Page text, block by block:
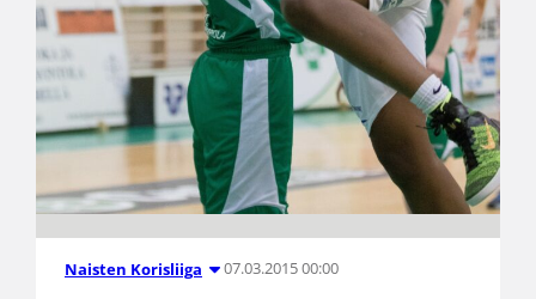
Naisten Korisliiga 07.03.2015 00:00